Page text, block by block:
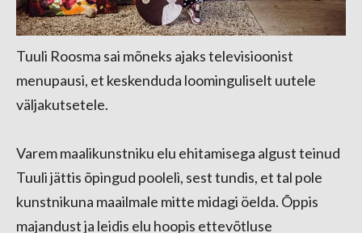
Tuuli Roosma sai mõneks ajaks televisioonist
menupausi, et keskenduda loominguliselt uutele
väljakutsetele.
Varem maalikunstniku elu ehitamisega algust teinud
Tuuli jättis õpingud pooleli, sest tundis, et tal pole
kunstnikuna maailmale mitte midagi öelda. Õppis
majandust ja leidis elu hoopis ettevõtluse